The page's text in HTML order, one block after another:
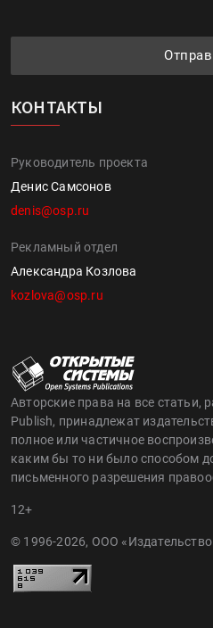
КОНТАКТЫ
Руководитель проекта
Денис Самсонов
denis@osp.ru
Рекламный отдел
Александра Козлова
kozlova@osp.ru
Авторские права на все статьи,
Publish, принадлежат
полное или частичное
каким бы то ни было способом
письменного разрешения
12+
© 1996-2026, ООО